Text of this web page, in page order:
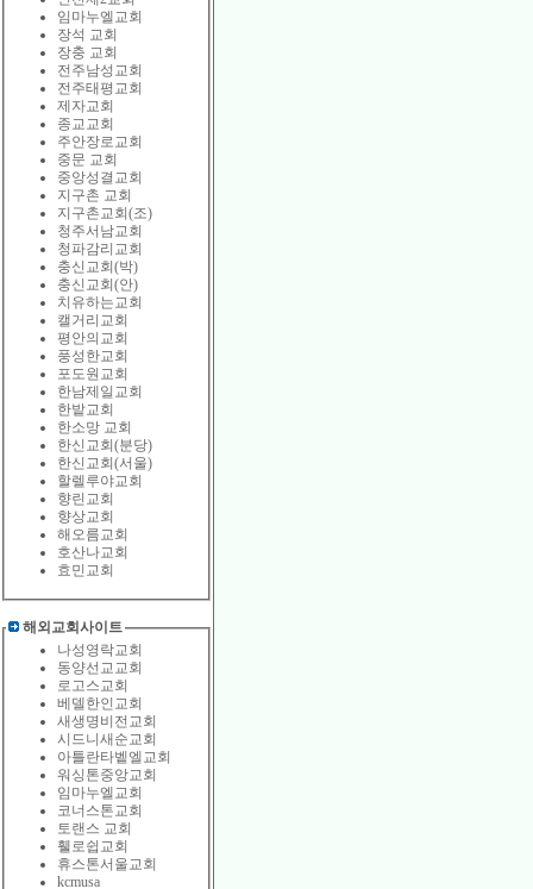
임마누엘교회
장석 교회
장충 교회
전주남성교회
전주태평교회
제자교회
종교교회
주안장로교회
중문 교회
중앙성결교회
지구촌 교회
지구촌교회(조)
청주서남교회
청파감리교회
충신교회(박)
충신교회(안)
치유하는교회
캘거리교회
평안의교회
풍성한교회
포도원교회
한남제일교회
한밭교회
한소망 교회
한신교회(분당)
한신교회(서울)
할렐루야교회
향린교회
향상교회
해오름교회
호산나교회
효민교회
해외교회사이트
나성영락교회
동양선교교회
로고스교회
베델한인교회
새생명비전교회
시드니새순교회
아틀란타벹엘교회
워싱톤중앙교회
임마누엘교회
코너스톤교회
토랜스 교회
휄로쉽교회
휴스톤서울교회
kcmusa